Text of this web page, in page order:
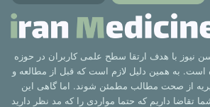
نیوز با هدف ارتقا سطح علمی کاربران در حوزه
به همین دلیل لازم است که قبل از مطالعه و
از صحت مطالب مطمئن شوند. اما گاهی این
تقاضا داریم که حتما مواردی را که مد نظر دارید